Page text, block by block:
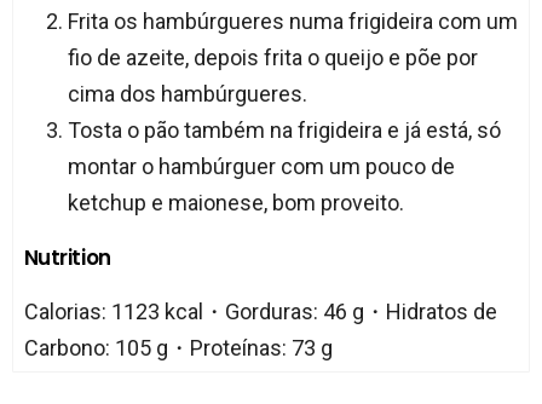
Frita os hambúrgueres numa frigideira com um
fio de azeite, depois frita o queijo e põe por
cima dos hambúrgueres.
Tosta o pão também na frigideira e já está, só
montar o hambúrguer com um pouco de
ketchup e maionese, bom proveito.
Nutrition
Calorias: 1123 kcal・Gorduras: 46 g・Hidratos de
Carbono: 105 g・Proteínas: 73 g